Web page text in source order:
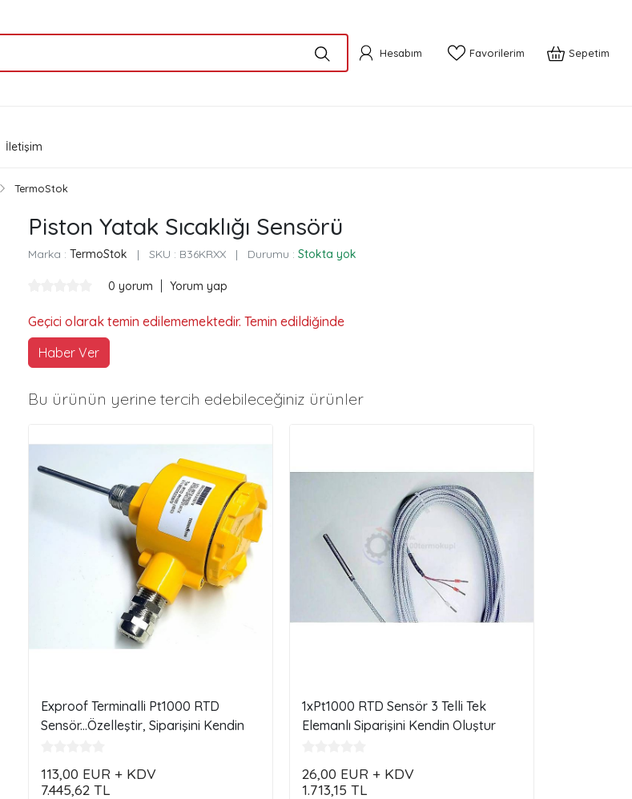
Hesabım Favorilerim Sepetim
İletişim
TermoStok
Piston Yatak Sıcaklığı Sensörü
Marka :TermoStok | SKU : B36KRXX | Durumu :Stokta yok
0 yorum Yorum yap
Geçici olarak temin edilememektedir. Temin edildiğinde
Haber Ver
Bu ürünün yerine tercih edebileceğiniz ürünler
Exproof Terminalli Pt1000 RTD
Sensör...Özelleştir, Siparişini Kendin
113,00 EUR + KDV
7.445,62TL
1xPt1000 RTD Sensör 3 Telli Tek
Elemanlı Siparişini Kendin Oluştur
26,00 EUR + KDV
1.713,15TL